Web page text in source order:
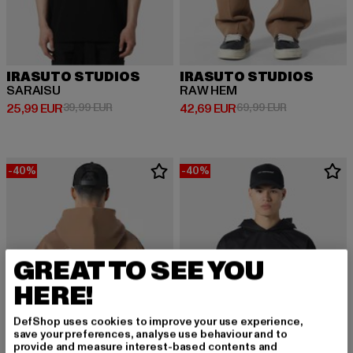
IRASUTO STUDIOS
SARAISU
25,99 EUR
Derzeitiger Preis: 25,99 EUR
39,99 EURAktionspreis: 39,99 EUR
IRASUTO STUDIOS
RAW HEM
42,69 EUR
Derzeitiger Preis: 42,69 EUR
69,99 EURAktionspreis:
-40% -40%
GREAT TO SEE YOU
HERE!
DefShop uses cookies to improve your use experience,
save your preferences, analyse use behaviour and to
provide and measure interest-based contents and